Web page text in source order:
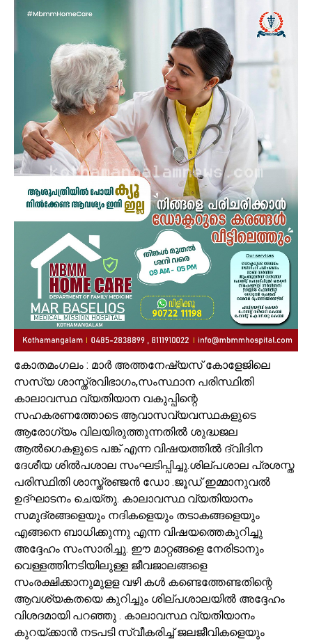
കോതമംഗലം : മാർ അത്തനേഷ്യസ് കോളേജിലെ
സസ്യ ശാസ്ത്രവിഭാഗം,സംസ്ഥാന പരിസ്ഥിതി
കാലാവസ്ഥ വ്യതിയാന വകുപ്പിന്റെ
സഹകരണത്തോടെ ആവാസവ്യവസ്ഥകളുടെ
ആരോഗ്യം വിലയിരുത്തുന്നതിൽ ശുദ്ധജല
ആൽഗെകളുടെ പങ്ക് എന്ന വിഷയത്തിൽ ദ്വിദിന
ദേശീയ ശിൽപശാല സംഘടിപ്പിച്ചു.ശില്പശാല പ്രശസ്ത
പരിസ്ഥിതി ശാസ്ത്രഞ്ജൻ ഡോ .ജൂഡ് ഇമ്മാനുവൽ
ഉദ്ഘാടനം ചെയ്‌തു. കാലാവസ്ഥ വ്യതിയാനം
സമുദ്രങ്ങളെയും നദികളെയും തടാകങ്ങളെയും
എങ്ങനെ ബാധിക്കുന്നു എന്ന വിഷയത്തെകുറിച്ചു
അദ്ദേഹം സംസാരിച്ചു. ഈ മാറ്റങ്ങളെ നേരിടാനും
വെള്ളത്തിനടിയിലുള്ള ജീവജാലങ്ങളെ
സംരക്ഷിക്കാനുമുളള വഴി കൾ കണ്ടെത്തേണ്ടതിന്റെ
ആവശ്യകതയെ കുറിച്ചും ശില്പശാലയിൽ അദ്ദേഹം
വിശദമായി പറഞ്ഞു . കാലാവസ്ഥ വ്യതിയാനം
കുറയ്ക്കാൻ നടപടി സ്വീകരിച്ച് ജലജീവികളെയും